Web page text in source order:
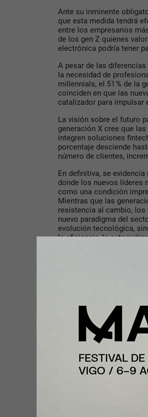
Ante su inminente
que esta medida tendrá
entre los empresarios
de los gen Z quienes
electrónica podría tener
A pesar de las
la necesidad de
millennials, el 51 % de la
coinciden en que las
catalizador para impulsar
La visión sobre el futuro
generación X cree que
integren soluciones
porcentaje desciende
número de clientes,
En definitiva, se
donde los nuevos líderes
como una condición
Mientras que las
resistencia al cambio, los
nuevo paradigma del
evolución tecnológica,
la eficiencia, la
Tu opinión
Ingresar con